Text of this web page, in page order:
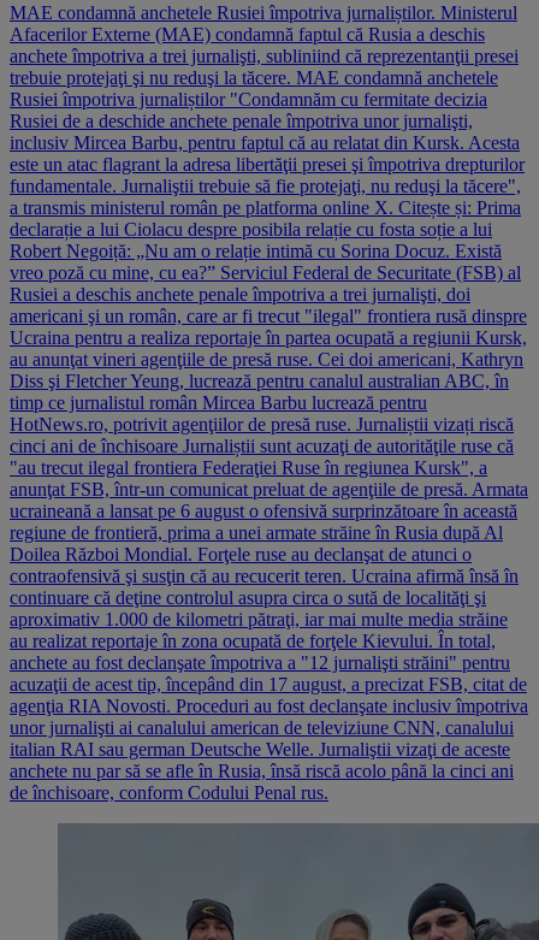
MAE condamnă anchetele Rusiei împotriva jurnaliștilor. Ministerul
Afacerilor Externe (MAE) condamnă faptul că Rusia a deschis
anchete împotriva a trei jurnalişti, subliniind că reprezentanţii presei
trebuie protejaţi şi nu reduşi la tăcere. MAE condamnă anchetele
Rusiei împotriva jurnaliștilor "Condamnăm cu fermitate decizia
Rusiei de a deschide anchete penale împotriva unor jurnalişti,
inclusiv Mircea Barbu, pentru faptul că au relatat din Kursk. Acesta
este un atac flagrant la adresa libertăţii presei şi împotriva drepturilor
fundamentale. Jurnaliştii trebuie să fie protejaţi, nu reduşi la tăcere",
a transmis ministerul român pe platforma online X. Citește și: Prima
declarație a lui Ciolacu despre posibila relație cu fosta soție a lui
Robert Negoiță: „Nu am o relație intimă cu Sorina Docuz. Există
vreo poză cu mine, cu ea?” Serviciul Federal de Securitate (FSB) al
Rusiei a deschis anchete penale împotriva a trei jurnalişti, doi
americani şi un român, care ar fi trecut "ilegal" frontiera rusă dinspre
Ucraina pentru a realiza reportaje în partea ocupată a regiunii Kursk,
au anunţat vineri agenţiile de presă ruse. Cei doi americani, Kathryn
Diss şi Fletcher Yeung, lucrează pentru canalul australian ABC, în
timp ce jurnalistul român Mircea Barbu lucrează pentru
HotNews.ro, potrivit agenţiilor de presă ruse. Jurnaliștii vizați riscă
cinci ani de închisoare Jurnaliștii sunt acuzaţi de autorităţile ruse că
"au trecut ilegal frontiera Federaţiei Ruse în regiunea Kursk", a
anunţat FSB, într-un comunicat preluat de agenţiile de presă. Armata
ucraineană a lansat pe 6 august o ofensivă surprinzătoare în această
regiune de frontieră, prima a unei armate străine în Rusia după Al
Doilea Război Mondial. Forţele ruse au declanşat de atunci o
contraofensivă şi susţin că au recucerit teren. Ucraina afirmă însă în
continuare că deţine controlul asupra circa o sută de localităţi şi
aproximativ 1.000 de kilometri pătraţi, iar mai multe media străine
au realizat reportaje în zona ocupată de forţele Kievului. În total,
anchete au fost declanşate împotriva a "12 jurnalişti străini" pentru
acuzaţii de acest tip, începând din 17 august, a precizat FSB, citat de
agenţia RIA Novosti. Proceduri au fost declanşate inclusiv împotriva
unor jurnalişti ai canalului american de televiziune CNN, canalului
italian RAI sau german Deutsche Welle. Jurnaliştii vizaţi de aceste
anchete nu par să se afle în Rusia, însă riscă acolo până la cinci ani
de închisoare, conform Codului Penal rus.